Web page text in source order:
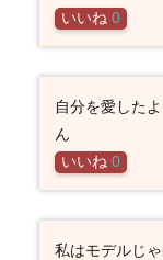
いいね 0
自分を愛した
ん
いいね 0
私はモデルじ